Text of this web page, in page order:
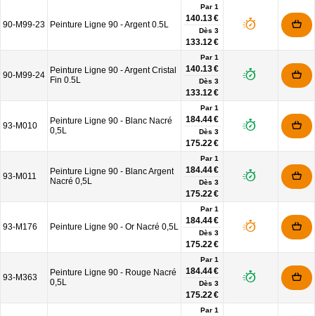
90-M99-23 Peinture Ligne 90 - Argent 0.5L
Par 1
140.13 €
Dès 3
133.12 €
90-M99-24
Peinture Ligne 90 - Argent Cristal
Fin 0.5L
Par 1
140.13 €
Dès 3
133.12 €
93-M010
Peinture Ligne 90 - Blanc Nacré
0,5L
Par 1
184.44 €
Dès 3
175.22 €
93-M011
Peinture Ligne 90 - Blanc Argent
Nacré 0,5L
Par 1
184.44 €
Dès 3
175.22 €
93-M176 Peinture Ligne 90 - Or Nacré 0,5L
Par 1
184.44 €
Dès 3
175.22 €
93-M363
Peinture Ligne 90 - Rouge Nacré
0,5L
Par 1
184.44 €
Dès 3
175.22 €
Par 1